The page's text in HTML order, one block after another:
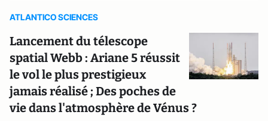
ATLANTICO SCIENCES
Lancement du télescope
spatial Webb : Ariane 5 réussit
le vol le plus prestigieux
jamais réalisé ; Des poches de
vie dans l'atmosphère de Vénus ?